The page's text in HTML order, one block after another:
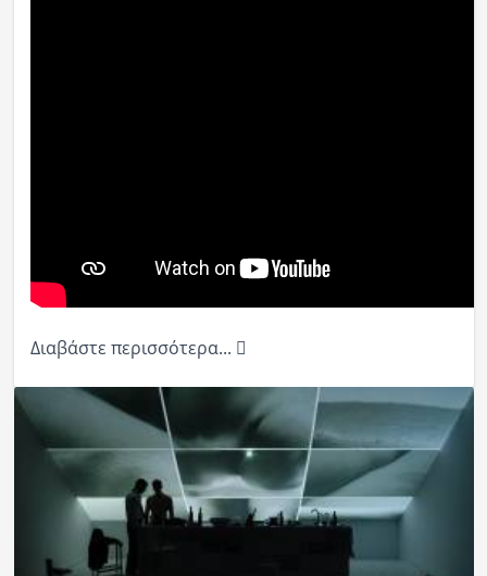
Διαβάστε περισσότερα...